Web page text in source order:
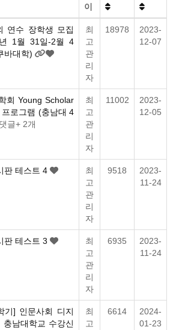
이
연수 장학생 모집
1월 31일-2월 4
바대학)
최
고
관
리
자
18978
2023-
12-07
회 Young Scholar
로그램 (충남대 4
댓글+ 2개
최
고
관
리
자
11002
2023-
12-05
판 테스트 4
최
고
관
리
자
9518
2023-
11-24
판 테스트 3
최
고
관
리
자
6935
2023-
11-24
기] 인문사회 디지
충남대학교 수강신
최
고
6614
2024-
01-23